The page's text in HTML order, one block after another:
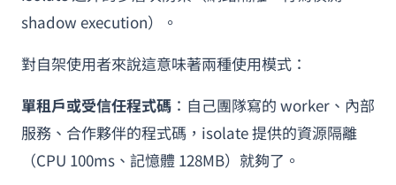
shadow execution）。
對自架使用者來說這意味著兩種使用模式：
單租戶或受信任程式碼 ：自己團隊寫的 worker、內部
服務、合作夥伴的程式碼，isolate 提供的資源隔離
（CPU 100ms、記憶體 128MB）就夠了。